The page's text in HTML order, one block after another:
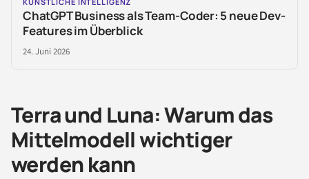
ChatGPT Business als Team-Coder: 5 neue Dev-
Features im Überblick
24. Juni 2026
Terra und Luna: Warum das
Mittelmodell wichtiger
werden kann